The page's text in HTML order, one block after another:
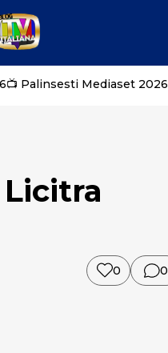
📺 Palinsesti Mediaset 2026
0 0